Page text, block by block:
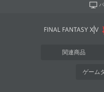
関連商品
ゲーム